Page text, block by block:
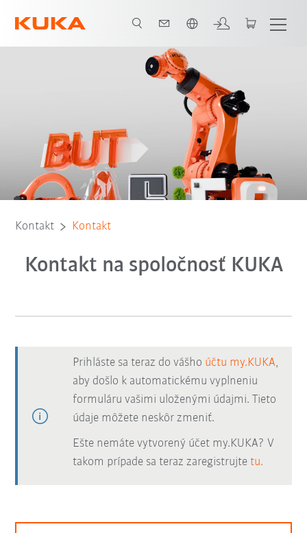
Kontakt Kontakt
Kontakt na spoločnosť KUKA
Prihláste sa teraz do vášho účtu my.KUKA,
aby došlo k automatickému vyplneniu
formuláru vašimi uloženými údajmi. Tieto
údaje môžete neskôr zmeniť.
Ešte nemáte vytvorený účet my.KUKA? V
takom prípade sa teraz zaregistrujtetu.